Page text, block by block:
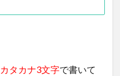
カタカナ3文字で書いて